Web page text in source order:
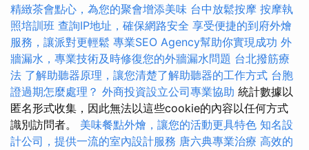
精緻茶會點心，為您的聚會增添美味 台中放鬆按摩 按摩執
照培訓班 查詢IP地址，確保網路安全 享受便捷的到府外燴
服務，讓派對更輕鬆 專業SEO Agency幫助你實現成功 外
牆漏水，專業技術及時修復您的外牆漏水問題 台北撥筋療
法 了解助聽器原理，讓您清楚了解助聽器的工作方式 台胞
證過期怎麼處理？ 外商投資設立公司專業協助 統計數據以
匿名形式收集，因此無法以這些cookie的內容以任何方式
識別訪問者。 美味餐點外燴，讓您的活動更具特色 知名設
計公司，提供一流的室內設計服務 唐六典專業治療 高效的